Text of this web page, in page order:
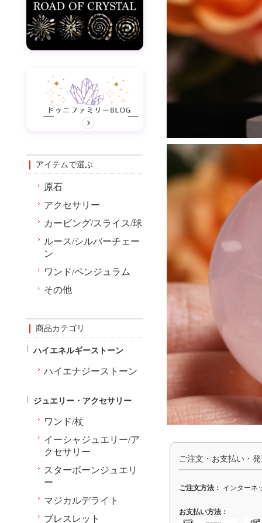
ご注文・お支払い・
ご注文方法： インターネ
お支払い方法：
アイテムで選ぶ
原石
アクセサリー
カービング/スライス/球
ルース/シルバーチェー
ン
ワンド/ペンジュラム
その他
商品カテゴリ
ハイエネルギーストーン
ハイエナジーストーン
ジュエリー・アクセサリー
ワンド/杖
イーシャジュエリー/ア
クセサリー
スターボーンジュエリ
ー
マジカルデライト
ブレスレット